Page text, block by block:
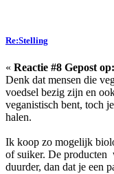
Re:Stelling
« Reactie #8 Gepost op:
Denk dat mensen die
voedsel bezig zijn en
veganistisch bent, toch
halen.
Ik koop zo mogelijk
of suiker. De producten
duurder, dan dat je een